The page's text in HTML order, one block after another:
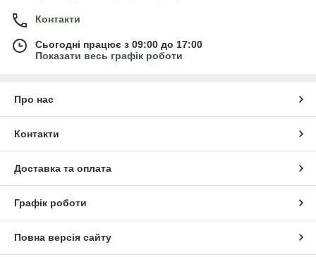
Контакти
Сьогодні працює з 09:00 до 17:00
Показати весь графік роботи
Про нас
Контакти
Доставка та оплата
Графік роботи
Повна версія сайту